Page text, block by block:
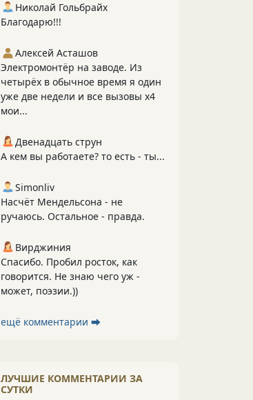
Николай Гольбрайх
Благодарю!!!
Алексей Асташов
Электромонтёр на заводе. Из
четырёх в обычное время я один
уже две недели и все вызовы х4
мои...
Двенадцать струн
А кем вы работаете? то есть - ты...
Simonliv
Насчёт Мендельсона - не
ручаюсь. Остальное - правда.
Вирджиния
Спасибо. Пробил росток, как
говорится. Не знаю чего уж -
может, поэзии.))
ещё комментарии ⮕
ЛУЧШИЕ КОММЕНТАРИИ ЗА
СУТКИ